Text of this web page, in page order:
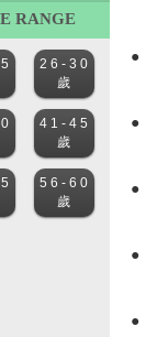
RANGE
●
●
●
●
●